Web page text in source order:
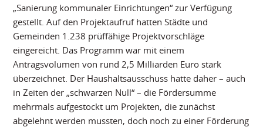
„Sanierung kommunaler Einrichtungen“ zur Verfügung
gestellt. Auf den Projektaufruf hatten Städte und
Gemeinden 1.238 prüffähige Projektvorschläge
eingereicht. Das Programm war mit einem
Antragsvolumen von rund 2,5 Milliarden Euro stark
überzeichnet. Der Haushaltsausschuss hatte daher – auch
in Zeiten der „schwarzen Null“ – die Fördersumme
mehrmals aufgestockt um Projekten, die zunächst
abgelehnt werden mussten, doch noch zu einer Förderung